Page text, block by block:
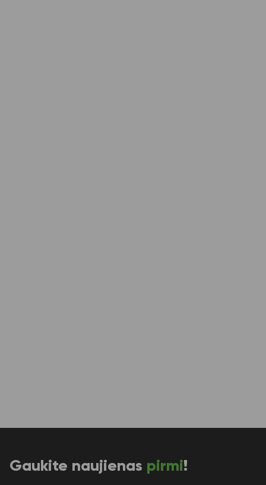
Gaukite naujienas pirmi!